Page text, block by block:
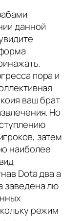
данной
пора и
ваш брат
Но
затем
наиболее
Dota два а
заведена лю
режим